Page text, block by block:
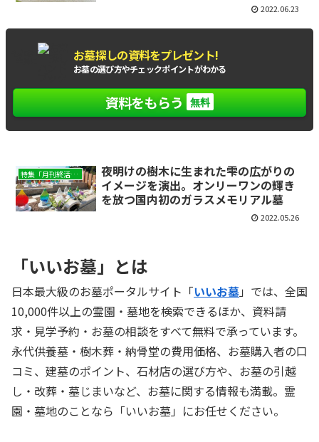
2022.06.23
もれなく お墓探しの資料をプレゼント!
お墓の選び方やチェックポイントがわかる
資料をもらう 無料
特集「月刊終活WEB」
夜明けの樹木に生まれた雫の広がりの
イメージを演出。オンリーワンの輝き
を放つ国内初のガラスメモリアル墓
2022.05.26
「いいお墓」とは
日本最大級のお墓ポータルサイト「いいお墓」では、全国
10,000件以上の霊園・墓地を検索できるほか、資料請
求・見学予約・お墓の相談をすべて無料で承っています。
永代供養墓・樹木葬・納骨堂の費用価格、お墓購入者の口
コミ、建墓のポイント、石材店の選び方や、お墓の引越
し・改葬・墓じまいなど、お墓に関する情報も満載。霊
園・墓地のことなら「いいお墓」にお任せください。